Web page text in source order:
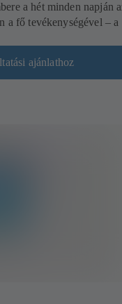
a hét minden napján
a fő tevékenységével – a
ajánlathoz